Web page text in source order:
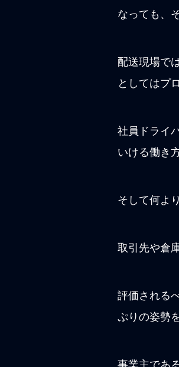
なっても、
配送現場で
としてはプ
社員ドライ
いける働き
そして何よ
取引先や倉
評価される
ぷりの姿勢